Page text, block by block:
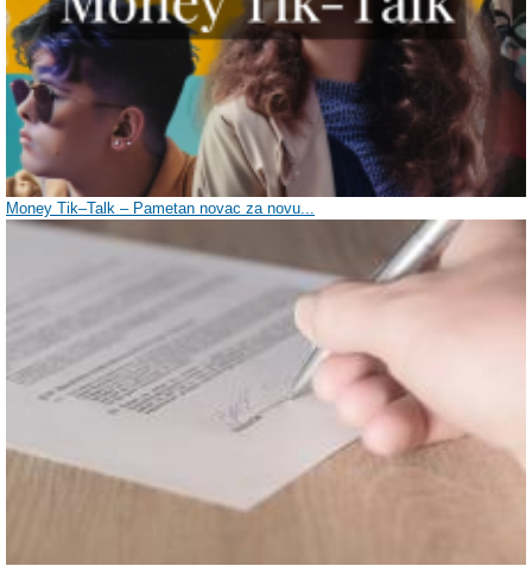
Money Tik–Talk – Pametan novac za novu...